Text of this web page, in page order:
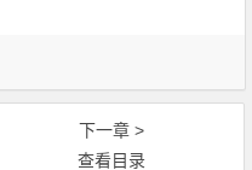
下一章 >
查看目录